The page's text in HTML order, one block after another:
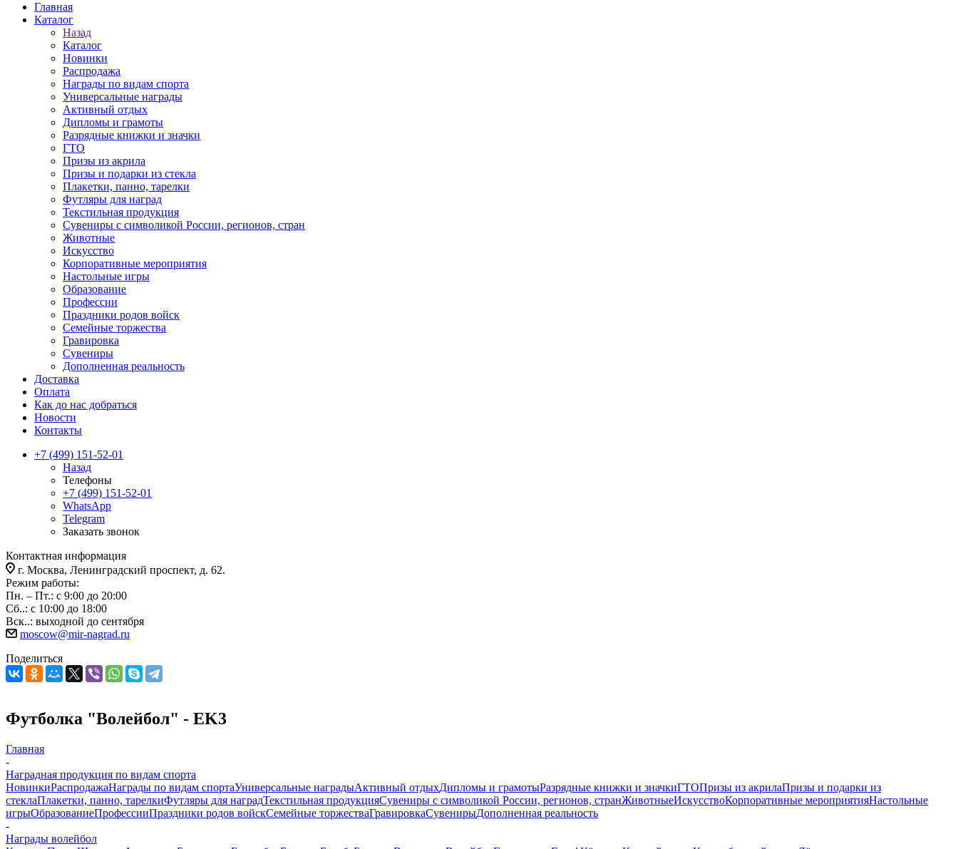
Главная
Каталог
Назад
Каталог
Новинки
Распродажа
Награды по видам спорта
Универсальные награды
Активный отдых
Дипломы и грамоты
Разрядные книжки и значки
ГТО
Призы из акрила
Призы и подарки из стекла
Плакетки, панно, тарелки
Футляры для наград
Текстильная продукция
Сувениры с символикой России, регионов, стран
Животные
Искусство
Корпоративные мероприятия
Настольные игры
Образование
Профессии
Праздники родов войск
Семейные торжества
Гравировка
Сувениры
Дополненная реальность
Доставка
Оплата
Как до нас добраться
Новости
Контакты
+7 (499) 151-52-01
Назад
Телефоны
+7 (499) 151-52-01
WhatsApp
Telegram
Заказать звонок
Контактная информация
г. Москва, Ленинградский проспект, д. 62.
Режим работы:
Пн. – Пт.: с 9:00 до 20:00
Сб..: с 10:00 до 18:00
Вск..: выходной до сентября
moscow@mir-nagrad.ru
Поделиться
Футболка "Волейбол" - EK3
Главная
-
Наградная продукция по видам спорта
НовинкиРаспродажаНаграды по видам спортаУниверсальные наградыАктивный отдыхДипломы и грамотыРазрядные книжки и значкиГТОПризы из акрилаПризы и подарки из
стеклаПлакетки, панно, тарелкиФутляры для наградТекстильная продукцияСувениры с символикой России, регионов, странЖивотныеИскусствоКорпоративные мероприятияНастольные
игрыОбразованиеПрофессииПраздники родов войскСемейные торжестваГравировкаСувенирыДополненная реальность
-
Награды волейбол